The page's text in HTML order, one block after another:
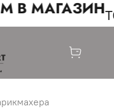
В МАГАЗИН